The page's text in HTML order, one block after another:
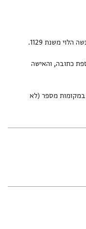
כתובה, והאישה
קריאה במקומות מספר (לא